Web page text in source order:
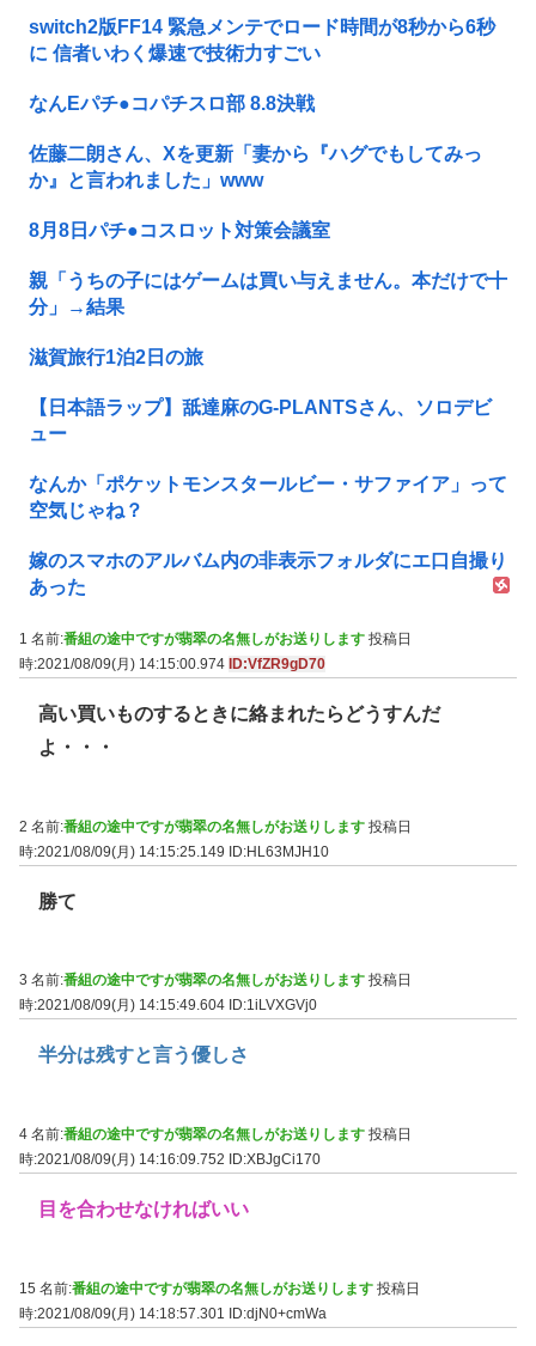
switch2版FF14 緊急メンテでロード時間が8秒から6秒
に 信者いわく爆速で技術力すごい
なんEパチ●コパチスロ部 8.8決戦
佐藤二朗さん、Xを更新「妻から『ハグでもしてみっ
か』と言われました」www
8月8日パチ●コスロット対策会議室
親「うちの子にはゲームは買い与えません。本だけで十
分」→結果
滋賀旅行1泊2日の旅
【日本語ラップ】舐達麻のG-PLANTSさん、ソロデビ
ュー
なんか「ポケットモンスタールビー・サファイア」って
空気じゃね？
嫁のスマホのアルバム内の非表示フォルダにエ口自撮り
あった
1 名前:番組の途中ですが翡翠の名無しがお送りします 投稿日
時:2021/08/09(月) 14:15:00.974 ID:VfZR9gD70
高い買いものするときに絡まれたらどうすんだ
よ・・・
2 名前:番組の途中ですが翡翠の名無しがお送りします 投稿日
時:2021/08/09(月) 14:15:25.149 ID:HL63MJH10
勝て
3 名前:番組の途中ですが翡翠の名無しがお送りします 投稿日
時:2021/08/09(月) 14:15:49.604 ID:1iLVXGVj0
半分は残すと言う優しさ
4 名前:番組の途中ですが翡翠の名無しがお送りします 投稿日
時:2021/08/09(月) 14:16:09.752
ID:XBJgCi170
目を合わせなければいい
15 名前:番組の途中ですが翡翠の名無しがお送りします 投稿日
時:2021/08/09(月) 14:18:57.301 ID:djN0+cmWa